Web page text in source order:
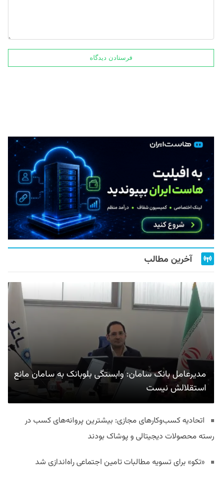
آخرین مطالب
مدیرعامل بانک سامان: وابستگی بلوبانک به سامان مانع
استقلالش نیست
اتحادیه کسب‌وکارهای مجازی: بیشترین پروانه‌های کسب در
رسته محصولات دیجیتالی و پوشاک بودند
«تکو» برای تسویه مطالبات تامین اجتماعی راه‌اندازی شد